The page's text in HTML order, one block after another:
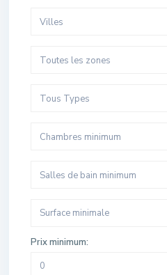
Villes
Toutes les zones
Tous Types
Chambres minimum
Salles de bain minimum
Prix minimum: